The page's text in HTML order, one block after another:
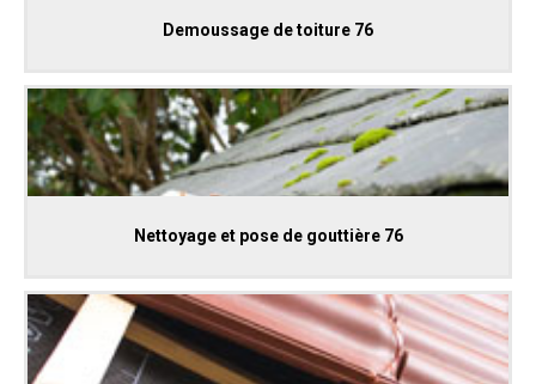
Demoussage de toiture 76
Nettoyage et pose de gouttière 76